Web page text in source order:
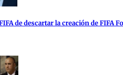
de descartar la creación de FIFA